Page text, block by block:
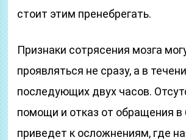
стоит этим пренебрегать.
Признаки сотрясения мозга
проявляться не сразу, а в
последующих двух часов.
помощи и отказ от обращения в
приведет к осложнениям, где